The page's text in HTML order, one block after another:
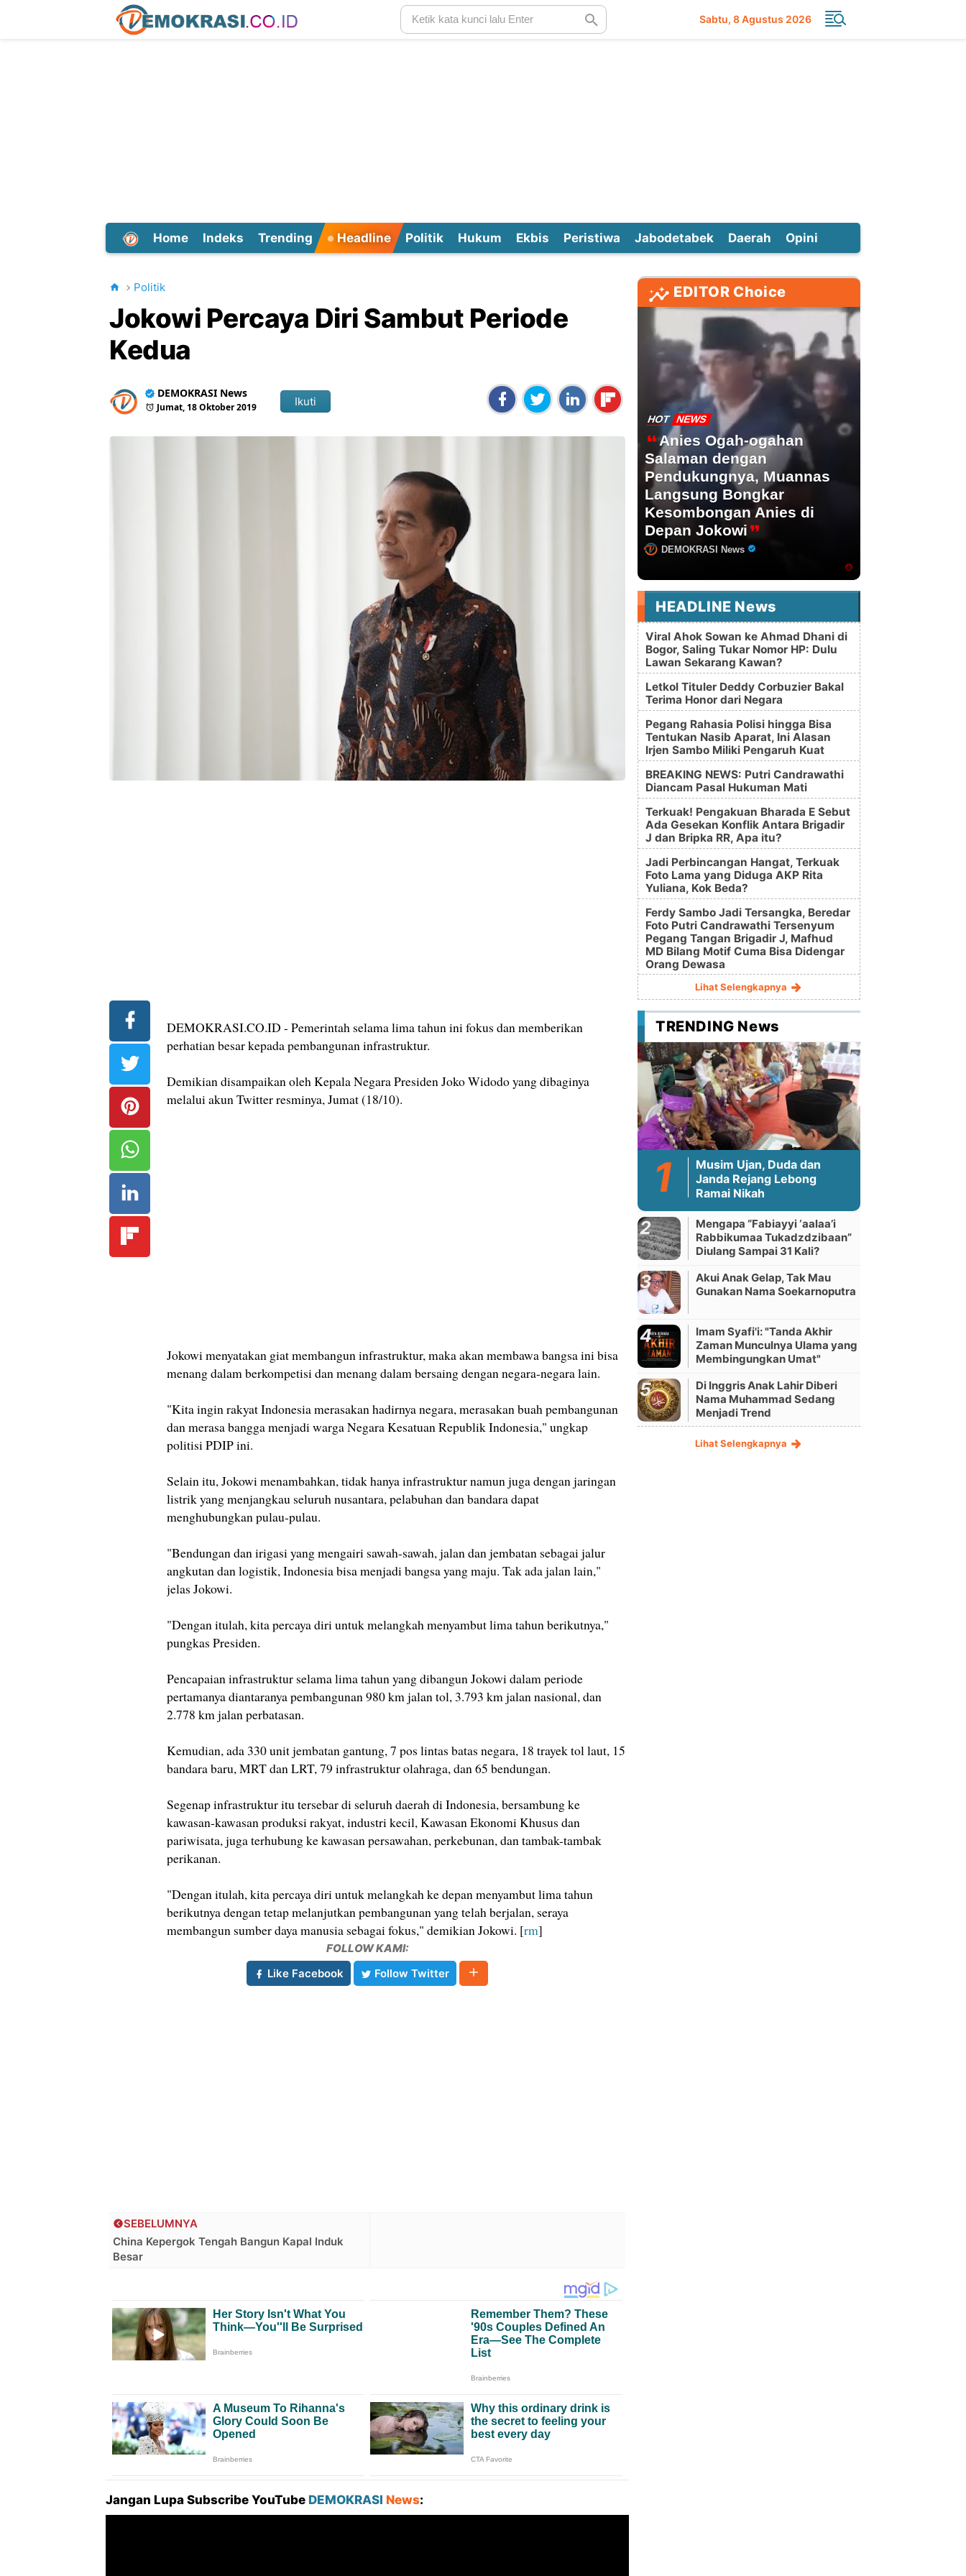
Sabtu 8 Agustus 2026
Home Indeks Trending Headline Politik Hukum Ekbis Peristiwa Jabodetabek Daerah Opini
Politik
Jokowi Percaya Diri Sambut Periode
Kedua
DEMOKRASI News
Jumat, 18 Oktober 2019 Ikuti
DEMOKRASI.CO.ID - Pemerintah selama lima tahun ini fokus dan memberikan
perhatian besar kepada pembangunan infrastruktur.
Demikian disampaikan oleh Kepala Negara Presiden Joko Widodo yang dibaginya
melalui akun Twitter resminya, Jumat (18/10).
Jokowi menyatakan giat membangun infrastruktur, maka akan membawa bangsa ini bisa
menang dalam berkompetisi dan menang dalam bersaing dengan negara-negara lain.
"Kita ingin rakyat Indonesia merasakan hadirnya negara, merasakan buah pembangunan
dan merasa bangga menjadi warga Negara Kesatuan Republik Indonesia," ungkap
politisi PDIP ini.
Selain itu, Jokowi menambahkan, tidak hanya infrastruktur namun juga dengan jaringan
listrik yang menjangkau seluruh nusantara, pelabuhan dan bandara dapat
menghubungkan pulau-pulau.
"Bendungan dan irigasi yang mengairi sawah-sawah, jalan dan jembatan sebagai jalur
angkutan dan logistik, Indonesia bisa menjadi bangsa yang maju. Tak ada jalan lain,"
jelas Jokowi.
"Dengan itulah, kita percaya diri untuk melangkah menyambut lima tahun berikutnya,"
pungkas Presiden.
Pencapaian infrastruktur selama lima tahun yang dibangun Jokowi dalam periode
pertamanya diantaranya pembangunan 980 km jalan tol, 3.793 km jalan nasional, dan
2.778 km jalan perbatasan.
Kemudian, ada 330 unit jembatan gantung, 7 pos lintas batas negara, 18 trayek tol laut, 15
bandara baru, MRT dan LRT, 79 infrastruktur olahraga, dan 65 bendungan.
Segenap infrastruktur itu tersebar di seluruh daerah di Indonesia, bersambung ke
kawasan-kawasan produksi rakyat, industri kecil, Kawasan Ekonomi Khusus dan
pariwisata, juga terhubung ke kawasan persawahan, perkebunan, dan tambak-tambak
perikanan.
"Dengan itulah, kita percaya diri untuk melangkah ke depan menyambut lima tahun
berikutnya dengan tetap melanjutkan pembangunan yang telah berjalan, seraya
membangun sumber daya manusia sebagai fokus," demikian Jokowi. [rm]
FOLLOW KAMI:
Like Facebook
Follow Twitter
SEBELUMNYA
China Kepergok Tengah Bangun Kapal Induk
Besar
Jangan Lupa Subscribe YouTube DEMOKRASI News:
EDITOR Choice
HOT NEWS
Anies Ogah-ogahan
Salaman dengan
Pendukungnya, Muannas
Langsung Bongkar
Kesombongan Anies di
Depan Jokowi
DEMOKRASI News
HEADLINE News
Viral Ahok Sowan ke Ahmad Dhani di
Bogor, Saling Tukar Nomor HP: Dulu
Lawan Sekarang Kawan?
Letkol Tituler Deddy Corbuzier Bakal
Terima Honor dari Negara
Pegang Rahasia Polisi hingga Bisa
Tentukan Nasib Aparat, Ini Alasan
Irjen Sambo Miliki Pengaruh Kuat
BREAKING NEWS: Putri Candrawathi
Diancam Pasal Hukuman Mati
Terkuak! Pengakuan Bharada E Sebut
Ada Gesekan Konflik Antara Brigadir
J dan Bripka RR, Apa itu?
Jadi Perbincangan Hangat, Terkuak
Foto Lama yang Diduga AKP Rita
Yuliana, Kok Beda?
Ferdy Sambo Jadi Tersangka, Beredar
Foto Putri Candrawathi Tersenyum
Pegang Tangan Brigadir J, Mafhud
MD Bilang Motif Cuma Bisa Didengar
Orang Dewasa
Lihat Selengkapnya
TRENDING News
Musim Ujan, Duda dan
Janda Rejang Lebong
Ramai Nikah
Mengapa “Fabiayyi ‘aalaa’i
Rabbikumaa Tukadzdzibaan”
Diulang Sampai 31 Kali?
Akui Anak Gelap, Tak Mau
Gunakan Nama Soekarnoputra
Imam Syafi'i: "Tanda Akhir
Zaman Munculnya Ulama yang
Membingungkan Umat"
Di Inggris Anak Lahir Diberi
Nama Muhammad Sedang
Menjadi Trend
Lihat Selengkapnya